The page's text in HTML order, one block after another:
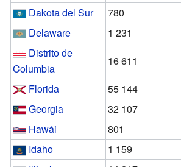
Dakota del Sur
780
Delaware
1 231
Distrito de
Columbia
16 611
Florida
55 144
Georgia
32 107
Hawái
801
Idaho
1 159